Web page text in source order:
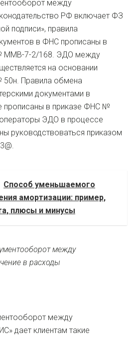
между
РФ включает ФЗ
подписи», правила
в ФНС прописаны в
ММВ-7-2/168. ЭДО между
на основании
Правила обмена
документами в
прописаны в приказе ФНС №
ЭДО в процессе
руководствоваться приказом
Способ уменьшаемого
амортизации: пример,
плюсы и минусы
между
дает клиентам такие